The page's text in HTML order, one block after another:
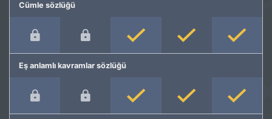
Cümle sözlüğü
Eş anlamlı kavramlar sözlüğü